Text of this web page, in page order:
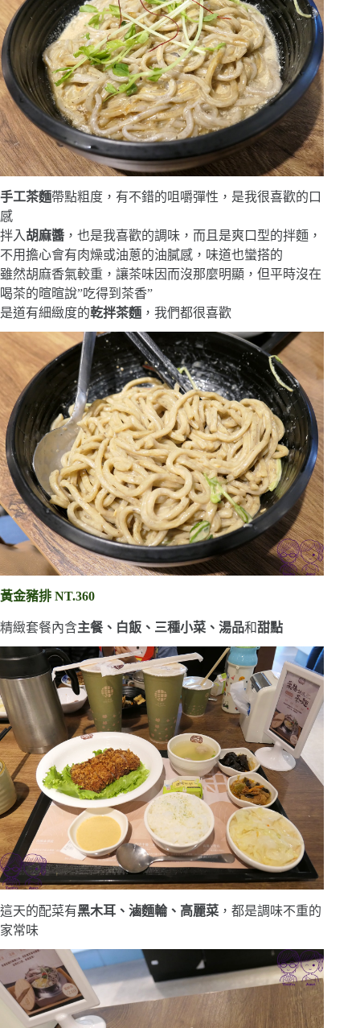
手工茶麵帶點粗度，有不錯的咀嚼彈性，是我很喜歡的口
感
拌入胡麻醬 ，也是我喜歡的調味，而且是爽口型的拌麵，
不用擔心會有肉燥或油蔥的油膩感，味道也蠻搭的
雖然胡麻香氣較重，讓茶味因而沒那麼明顯，但平時沒在
喝茶的暄暄說”吃得到茶香”
是道有細緻度的乾拌茶麵 ，我們都很喜歡
黃金豬排 NT.360
精緻套餐內含主餐、白飯、三種小菜、湯品和甜點
這天的配菜有黑木耳、滷麵輪、高麗菜 ，都是調味不重的
家常味